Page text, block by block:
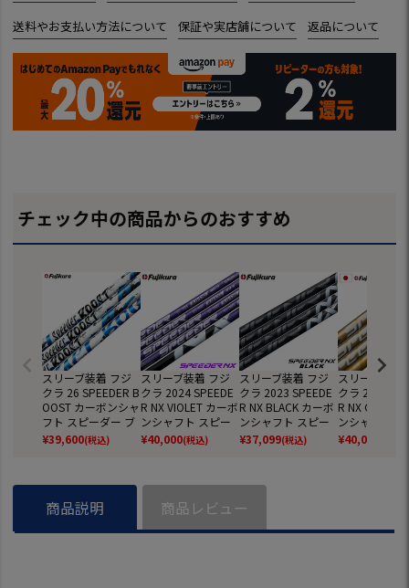
送料やお支払い方法について 保証や実店舗について 返品について
チェック中の商品からのおすすめ
スリーブ装着 フジ
クラ 26 SPEEDER B
OOST カーボンシャ
フト スピーダー ブ
ースト 2026年モデ
ル 日本モデル ドラ
【単品購入不可】
¥39,600(税込)
スリーブ装着 フジ
クラ 2024 SPEEDE
R NX VIOLET カーボ
ンシャフト スピー
ダーNX 2024年モデ
ル 日本モデル ドラ
【単品購入不可】
¥40,000(税込)
スリーブ装着 フジ
クラ 2023 SPEEDE
R NX BLACK カーボ
ンシャフト スピー
ダーNX 2023年モデ
ル 日本モデル ドラ
【単品購入不可】
¥37,099(税込)
スリーブ装着
クラ 2025
R NX GOLD
ンシャフト
ダー エヌエッ
ゴールド
可】
¥40,000
商品説明 商品レビュー